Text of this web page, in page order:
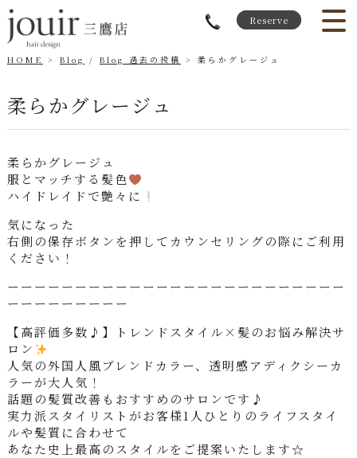
Reserve
HOME Blog / Blog 過去の投稿 柔らかグレージュ
柔らかグレージュ
柔らかグレージュ
服とマッチする髪色
ハイドレイドで艶々に
気になった
右側の保存ボタンを押してカウンセリングの際にご利用
ください！
ーーーーーーーーーーーーーーーーーーーーーーーーー
ーーーーーーーーー
【高評価多数♪】トレンドスタイル×髪のお悩み解決サ
ロン
人気の外国人風ブレンドカラー、透明感アディクシーカ
ラーが大人気！
話題の髪質改善もおすすめのサロンです♪
実力派スタイリストがお客様1人ひとりのライフスタイ
ルや髪質に合わせて
あなた史上最高のスタイルをご提案いたします☆